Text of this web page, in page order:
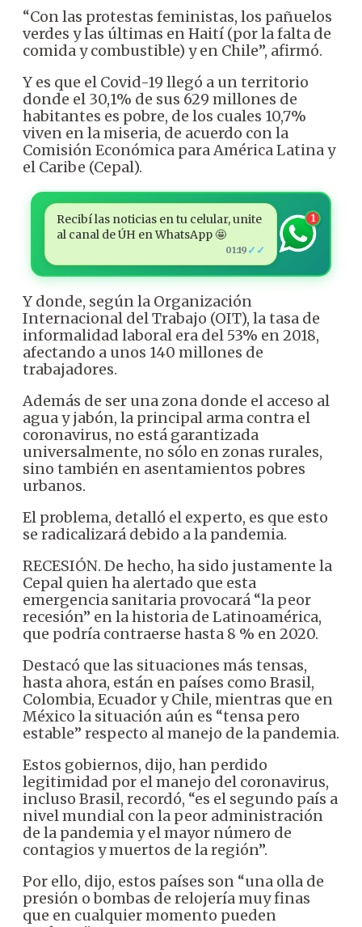
“Con las protestas feministas, los pañuelos
verdes y las últimas en Haití (por la falta de
comida y combustible) y en Chile”, afirmó.
Y es que el Covid-19 llegó a un territorio
donde el 30,1% de sus 629 millones de
habitantes es pobre, de los cuales 10,7%
viven en la miseria, de acuerdo con la
Comisión Económica para América Latina y
el Caribe (Cepal).
Recibí las noticias en tu celular, unite
al canal de ÚH en WhatsApp 🤩
01:19 ✓✓
1
Y donde, según la Organización
Internacional del Trabajo (OIT), la tasa de
informalidad laboral era del 53% en 2018,
afectando a unos 140 millones de
trabajadores.
Además de ser una zona donde el acceso al
agua y jabón, la principal arma contra el
coronavirus, no está garantizada
universalmente, no sólo en zonas rurales,
sino también en asentamientos pobres
urbanos.
El problema, detalló el experto, es que esto
se radicalizará debido a la pandemia.
RECESIÓN. De hecho, ha sido justamente la
Cepal quien ha alertado que esta
emergencia sanitaria provocará “la peor
recesión” en la historia de Latinoamérica,
que podría contraerse hasta 8 % en 2020.
Destacó que las situaciones más tensas,
hasta ahora, están en países como Brasil,
Colombia, Ecuador y Chile, mientras que en
México la situación aún es “tensa pero
estable” respecto al manejo de la pandemia.
Estos gobiernos, dijo, han perdido
legitimidad por el manejo del coronavirus,
incluso Brasil, recordó, “es el segundo país a
nivel mundial con la peor administración
de la pandemia y el mayor número de
contagios y muertos de la región”.
Por ello, dijo, estos países son “una olla de
presión o bombas de relojería muy finas
que en cualquier momento pueden